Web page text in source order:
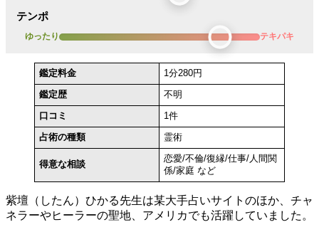
テンポ
ゆったり テキパキ
鑑定料金
1分280円
鑑定歴
不明
口コミ
1件
占術の種類
霊術
得意な相談
恋愛/不倫/復縁/仕事/人間関
係/家庭 など
紫壇（したん）ひかる先生は某大手占いサイトのほか、チャ
ネラーやヒーラーの聖地、アメリカでも活躍していました。